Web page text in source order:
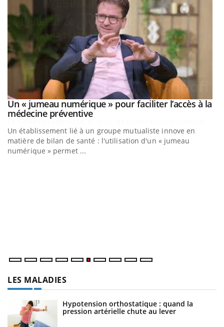
Youtube
Un « jumeau numérique » pour faciliter l’accès à la
médecine préventiveYoutube
Un établissement lié à un groupe mutualiste innove en
matière de bilan de santé : l'utilisation d'un « jumeau
numérique » permet ...
LES MALADIES
Hypotension orthostatique : quand la
pression artérielle chute au lever